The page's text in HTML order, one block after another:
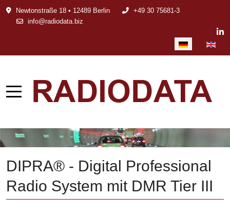
Newtonstraße 18 • 12489 Berlin
+49 30 75681-3
info@radiodata.biz
Sprache auswählen
DIPRA® - Digital Professional
Radio System mit DMR Tier III